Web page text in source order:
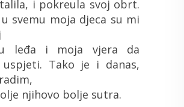
i pokreula svoj obrt.
svemu moja djeca su mi
leđa i moja vjera da
uspjeti. Tako je i danas,
njihovo bolje sutra.